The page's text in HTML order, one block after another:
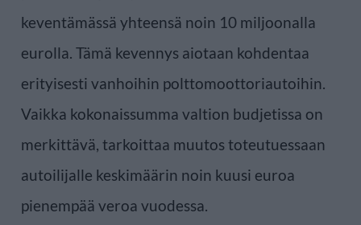
keventämässä yhteensä noin 10 miljoonalla
eurolla. Tämä kevennys aiotaan kohdentaa
erityisesti vanhoihin polttomoottoriautoihin.
Vaikka kokonaissumma valtion budjetissa on
merkittävä, tarkoittaa muutos toteutuessaan
autoilijalle keskimäärin noin kuusi euroa
pienempää veroa vuodessa.